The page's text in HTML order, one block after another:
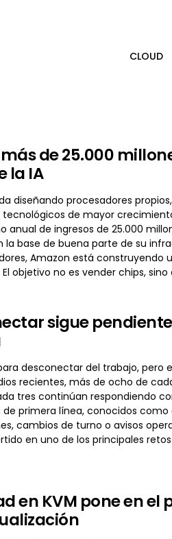
CLOUD
de 25.000
la IA
diseñando procesadores
de mayor
anual de ingresos de 25.000
base de buena parte de su
Amazon está
objetivo no es vender chips,
sigue
desconectar del trabajo,
recientes, más de ocho de
tres continúan respondiendo
primera línea, conocidos
cambios de turno o avisos
en uno de los principales
en KVM pone en el